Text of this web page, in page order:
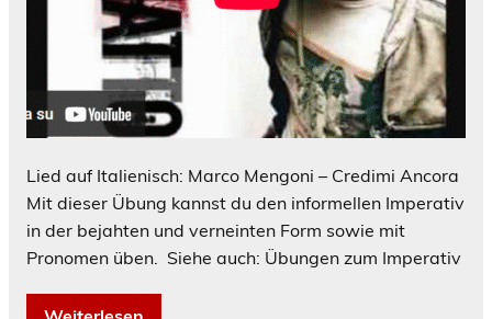
Lied auf Italienisch: Marco Mengoni – Credimi Ancora
Mit dieser Übung kannst du den informellen Imperativ
in der bejahten und verneinten Form sowie mit
Pronomen üben. Siehe auch: Übungen zum Imperativ